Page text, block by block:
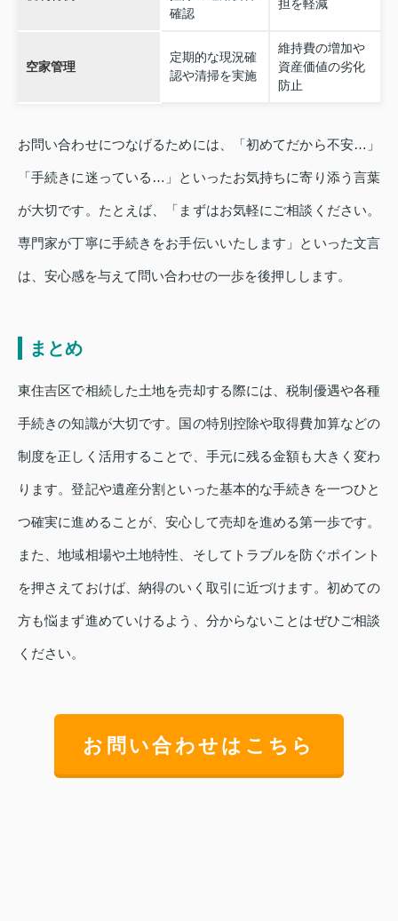
確認
担を軽減
空家管理
定期的な現況確
認や清掃を実施
維持費の増加や
資産価値の劣化
防止
お問い合わせにつなげるためには、「初めてだから不安…」
「手続きに迷っている…」といったお気持ちに寄り添う言葉
が大切です。たとえば、「まずはお気軽にご相談ください。
専門家が丁寧に手続きをお手伝いいたします」といった文言
は、安心感を与えて問い合わせの一歩を後押しします。
まとめ
東住吉区で相続した土地を売却する際には、税制優遇や各種
手続きの知識が大切です。国の特別控除や取得費加算などの
制度を正しく活用することで、手元に残る金額も大きく変わ
ります。登記や遺産分割といった基本的な手続きを一つひと
つ確実に進めることが、安心して売却を進める第一歩です。
また、地域相場や土地特性、そしてトラブルを防ぐポイント
を押さえておけば、納得のいく取引に近づけます。初めての
方も悩まず進めていけるよう、分からないことはぜひご相談
ください。
お問い合わせはこちら